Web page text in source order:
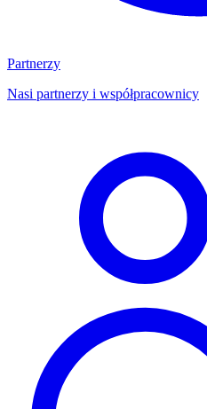
Partnerzy
Nasi partnerzy i współpracownicy